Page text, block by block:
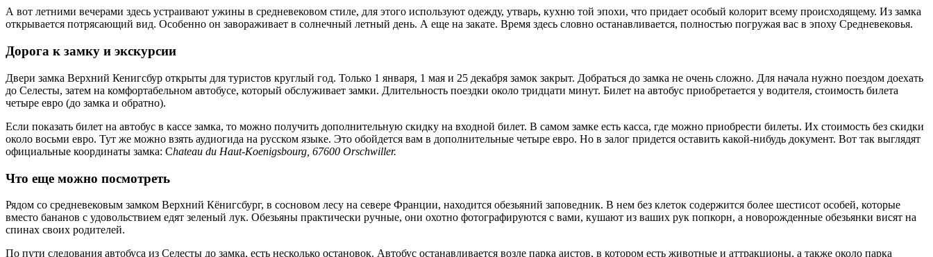
А вот летними вечерами здесь устраивают ужины в средневековом стиле, для этого используют одежду, утварь, кухню той эпохи, что придает особый колорит всему происходящему. Из замка
открывается потрясающий вид. Особенно он завораживает в солнечный летный день. А еще на закате. Время здесь словно останавливается, полностью погружая вас в эпоху Средневековья.
Дорога к замку и экскурсии
Двери замка Верхний Кенигсбур открыты для туристов круглый год. Только 1 января, 1 мая и 25 декабря замок закрыт. Добраться до замка не очень сложно. Для начала нужно поездом доехать
до Селесты, затем на комфортабельном автобусе, который обслуживает замки. Длительность поездки около тридцати минут. Билет на автобус приобретается у водителя, стоимость билета
четыре евро (до замка и обратно).
Если показать билет на автобус в кассе замка, то можно получить дополнительную скидку на входной билет. В самом замке есть касса, где можно приобрести билеты. Их стоимость без скидки
около восьми евро. Тут же можно взять аудиогида на русском языке. Это обойдется вам в дополнительные четыре евро. Но в залог придется оставить какой-нибудь документ. Вот так выглядят
официальные координаты замка: Chateau du Haut-Koenigsbourg, 67600 Orschwiller.
Что еще можно посмотреть
Рядом со средневековым замком Верхний Кёнигсбург, в сосновом лесу на севере Франции, находится обезьяний заповедник. В нем без клеток содержится более шестисот особей, которые
вместо бананов с удовольствием едят зеленый лук. Обезьяны практически ручные, они охотно фотографируются с вами, кушают из ваших рук попкорн, а новорожденные обезьянки висят на
спинах своих родителей.
По пути следования автобуса из Селесты до замка, есть несколько остановок. Автобус останавливается возле парка аистов, в котором есть животные и аттракционы, а также около парка